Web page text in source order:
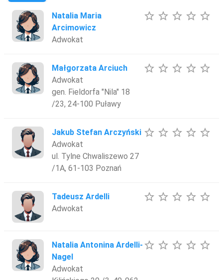
Natalia Maria
Arcimowicz
Adwokat
star_border star_border star_border star_border star_border
Małgorzata Arciuch
Adwokat
gen. Fieldorfa "Nila" 18
/23, 24-100 Puławy
star_border star_border star_border star_border star_border
Jakub Stefan Arczyński
Adwokat
ul. Tylne Chwaliszewo 27
/1A, 61-103 Poznań
star_border star_border star_border star_border star_border
Tadeusz Ardelli
Adwokat
star_border star_border star_border star_border star_border
Natalia Antonina Ardelli-
Nagel
Adwokat
star_border star_border star_border star_border star_border